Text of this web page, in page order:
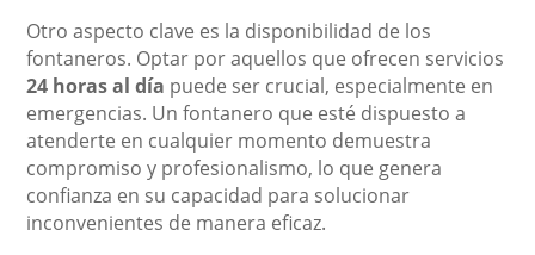
Otro aspecto clave es la disponibilidad de los
fontaneros. Optar por aquellos que ofrecen servicios
24 horas al día puede ser crucial, especialmente en
emergencias. Un fontanero que esté dispuesto a
atenderte en cualquier momento demuestra
compromiso y profesionalismo, lo que genera
confianza en su capacidad para solucionar
inconvenientes de manera eficaz.